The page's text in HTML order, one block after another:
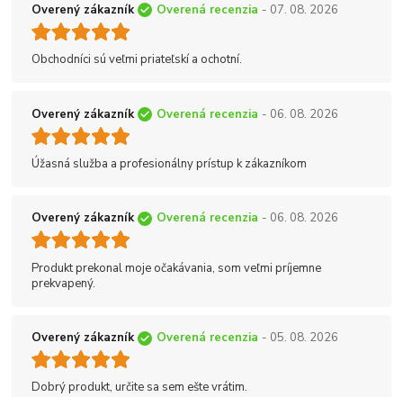
Overený zákazník Overená recenzia - 07. 08. 2026
Obchodníci sú veľmi priateľskí a ochotní.
Overený zákazník Overená recenzia - 06. 08. 2026
Úžasná služba a profesionálny prístup k zákazníkom
Overený zákazník Overená recenzia - 06. 08. 2026
Produkt prekonal moje očakávania, som veľmi príjemne
prekvapený.
Overený zákazník Overená recenzia - 05. 08. 2026
Dobrý produkt, určite sa sem ešte vrátim.